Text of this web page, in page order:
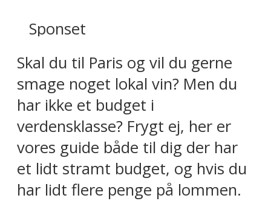
Sponset
Skal du til Paris og vil du gerne
smage noget lokal vin? Men du
har ikke et budget i
verdensklasse? Frygt ej, her er
vores guide både til dig der har
et lidt stramt budget, og hvis du
har lidt flere penge på lommen.